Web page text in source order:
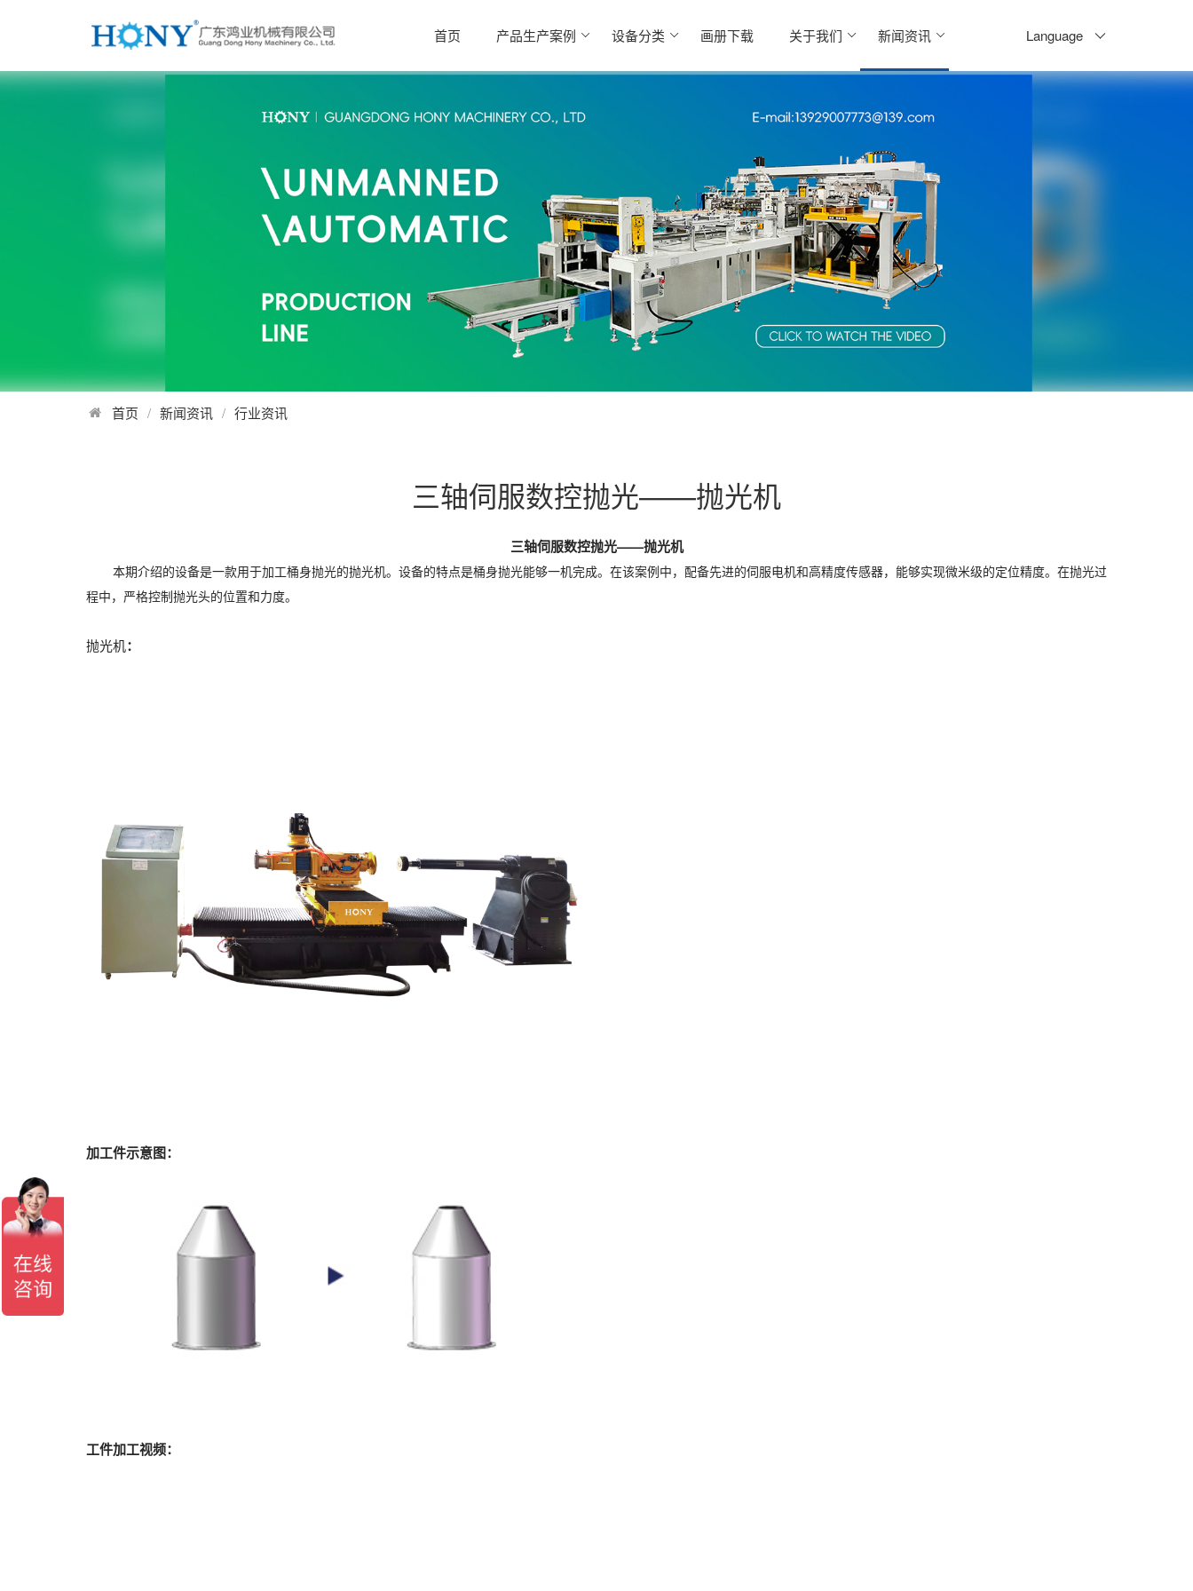
首页 产品生产案例 设备分类 画册下载 关于我们 新闻资讯 Language
首页 / 新闻资讯 / 行业资讯
三轴伺服数控抛光——抛光机
三轴伺服数控抛光——抛光机
本期介绍的设备是一款用于加工桶身抛光的抛光机。设备的特点是桶身抛光能够一机完成。 在该案例中，配备先进的伺服电机和高精度传感器，能够实现微米级的定位精度。在抛光过
程中，严格控制抛光头的位置和力度。
抛光机：
加工件示意图：
工件加工视频：